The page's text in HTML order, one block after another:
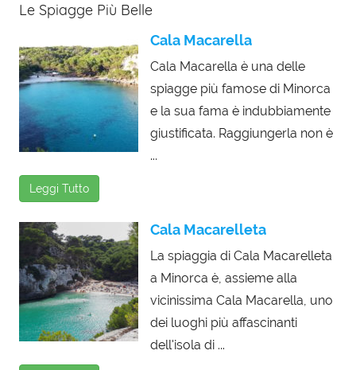
Le Spiagge Più Belle
Cala Macarella
Cala Macarella è una delle
spiagge più famose di Minorca
e la sua fama è indubbiamente
giustificata. Raggiungerla non è
...
Leggi Tutto
Cala Macarelleta
La spiaggia di Cala Macarelleta
a Minorca è, assieme alla
vicinissima Cala Macarella, uno
dei luoghi più affascinanti
dell'isola di ...